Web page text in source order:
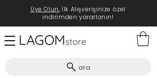
ara
Üye Olun, İlk Alışverişinize özel
indirimden yararlanın!